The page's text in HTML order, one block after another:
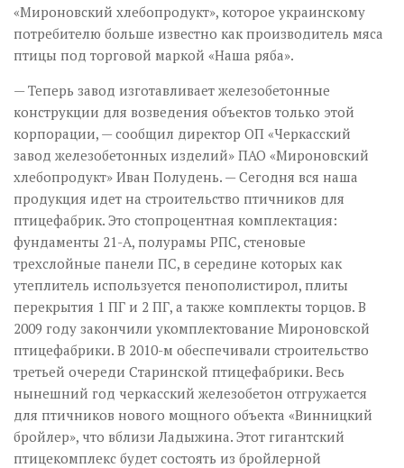
«Мироновский хлебопродукт», которое украинскому
потребителю больше известно как производитель мяса
птицы под торговой маркой «Наша ряба».
— Теперь завод изготавливает железобетонные
конструкции для возведения объектов только этой
корпорации, — сообщил директор ОП «Черкасский
завод железобетонных изделий» ПАО «Мироновский
хлебопродукт» Иван Полудень. — Сегодня вся наша
продукция идет на строительство птичников для
птицефабрик. Это стопроцентная комплектация:
фундаменты 21-А, полурамы РПС, стеновые
трехслойные панели ПС, в середине которых как
утеплитель используется пенополистирол, плиты
перекрытия 1 ПГ и 2 ПГ, а также комплекты торцов. В
2009 году закончили укомплектование Мироновской
птицефабрики. В 2010-м обеспечивали строительство
третьей очереди Старинской птицефабрики. Весь
нынешний год черкасский железобетон отгружается
для птичников нового мощного объекта «Винницкий
бройлер», что вблизи Ладыжина. Этот гигантский
птицекомплекс будет состоять из бройлерной